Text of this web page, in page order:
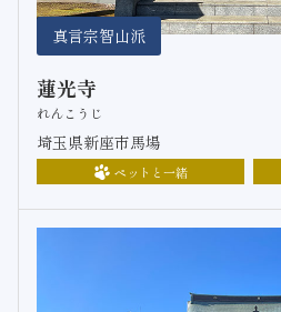
真言宗智山派
蓮光寺
れんこうじ
埼玉県新座市馬場
ペットと一緒